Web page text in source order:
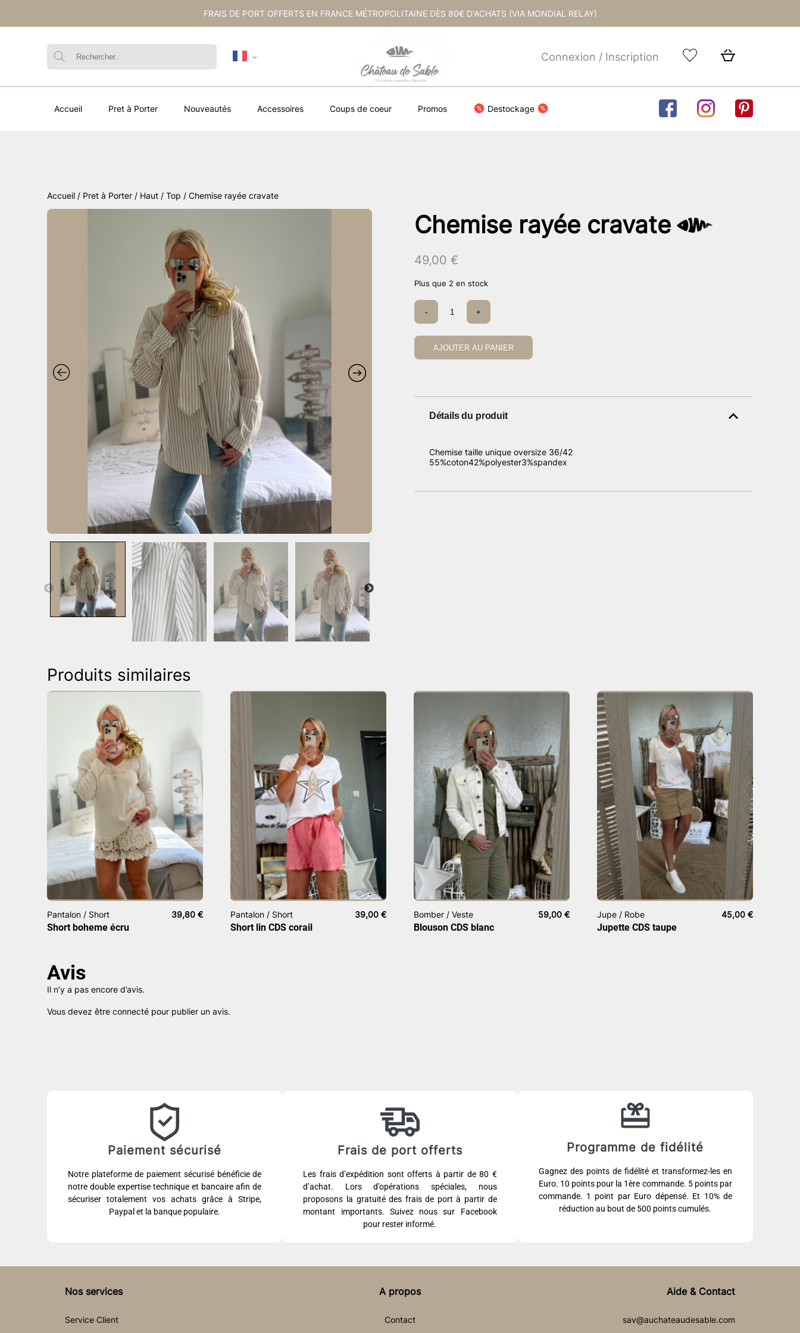
FRAIS DE PORT OFFERTS EN FRANCE MÉTROPOLITAINE DÈS 80€ D'ACHATS (VIA MONDIAL RELAY)
Connexion / Inscription
Accueil Pret à Porter Nouveautés Accessoires Coups de coeur Promos Destockage
Accueil / Pret à Porter / Haut / Top / Chemise rayée cravate
Chemise rayée cravate
49,00 €
Plus que 2 en stock
quantité
Chemise
rayée
cravate
- +
AJOUTER AU PANIER
Détails du produit
Chemise taille unique oversize 36/42
55%coton42%polyester3%spandex
Produits similaires
Pantalon / Short 39,80 €
Short boheme écru
Pantalon / Short 39,00 €
Short lin CDS corail
Bomber / Veste 59,00 €
Blouson CDS blanc
Jupe / Robe 45,00 €
Jupette CDS taupe
Avis
Il n’y a pas encore d’avis.
Vous devez être connecté pour publier un avis.
Paiement sécurisé
Notre plateforme de paiement sécurisé bénéficie de
notre double expertise technique et bancaire afin de
sécuriser totalement vos achats grâce à Stripe,
Paypal et la banque populaire.
Frais de port offerts
Les frais d’expédition sont offerts à partir de 80 €
d’achat. Lors d’opérations spéciales, nous
proposons la gratuité des frais de port à partir de
montant importants. Suivez nous sur Facebook
pour rester informé.
Programme de fidélité
Gagnez des points de fidélité et transformez-les en
Euro. 10 points pour la 1ère commande. 5 points par
commande. 1 point par Euro dépensé. Et 10% de
réduction au bout de 500 points cumulés.
Nos services
Service Client
A propos
Contact
Aide & Contact
sav@auchateaudesable.com